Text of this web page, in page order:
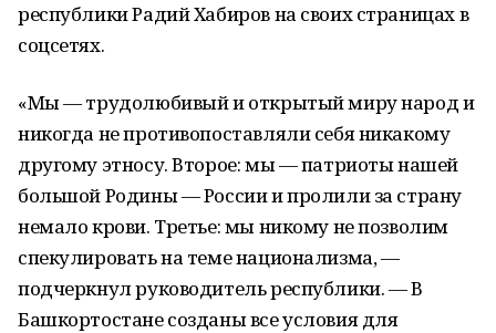
республики Радий Хабиров на своих страницах в
соцсетях.
«Мы — трудолюбивый и открытый миру народ и
никогда не противопоставляли себя никакому
другому этносу. Второе: мы — патриоты нашей
большой Родины — России и пролили за страну
немало крови. Третье: мы никому не позволим
спекулировать на теме национализма, —
подчеркнул руководитель республики. — В
Башкортостане созданы все условия для